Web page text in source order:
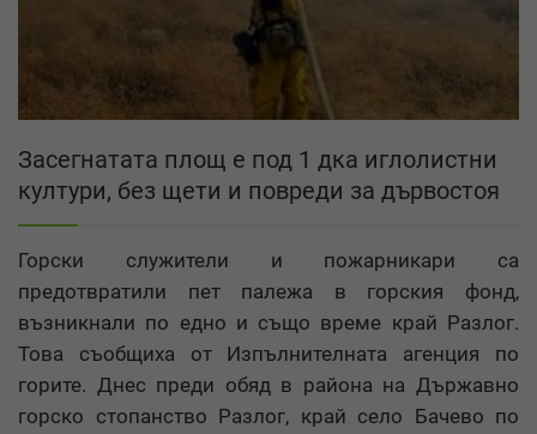
Засегнатата площ е под 1 дка иглолистни
култури, без щети и повреди за дървостоя
Горски служители и пожарникари са
предотвратили пет палежа в горския фонд,
възникнали по едно и също време край Разлог.
Това съобщиха от Изпълнителната агенция по
горите. Днес преди обяд в района на Държавно
горско стопанство Разлог, край село Бачево по